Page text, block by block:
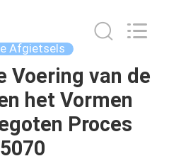
Afgietsels
Voering van de
het Vormen
Proces